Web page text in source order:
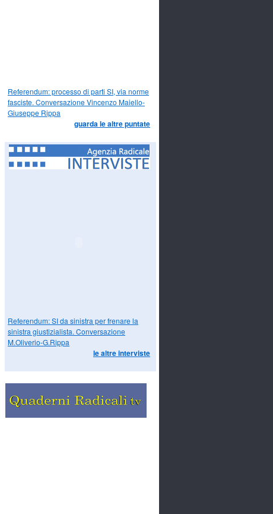
Referendum: processo di parti SI, via norme
fasciste. Conversazione Vincenzo Maiello-
Giuseppe Rippa
guarda le altre puntate
Referendum: SI da sinistra per frenare la
sinistra giustizialista. Conversazione
M.Oliverio-G.Rippa
le altre interviste